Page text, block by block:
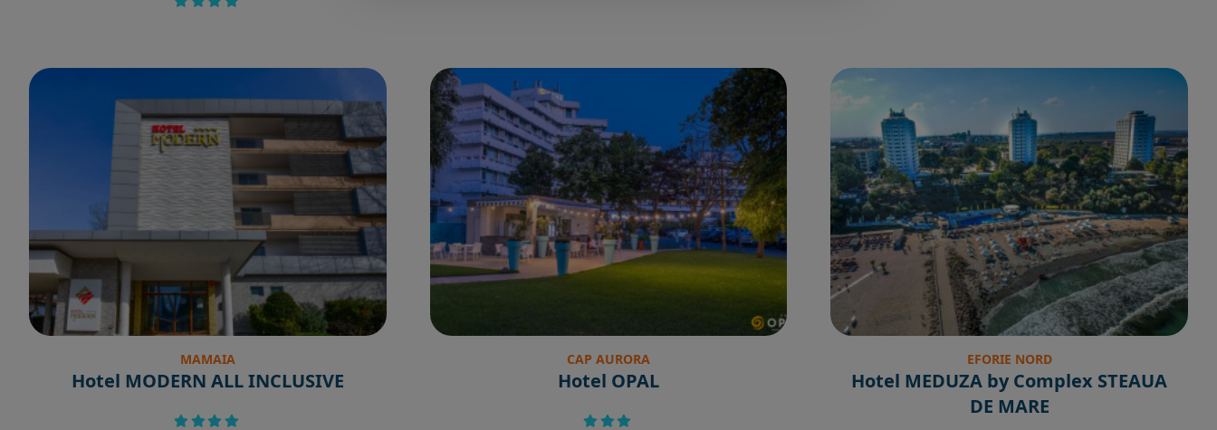
MAMAIA
Hotel MODERN ALL INCLUSIVE
CAP AURORA
Hotel OPAL
EFORIE NORD
Hotel MEDUZA by Complex STEAUA
DE MARE